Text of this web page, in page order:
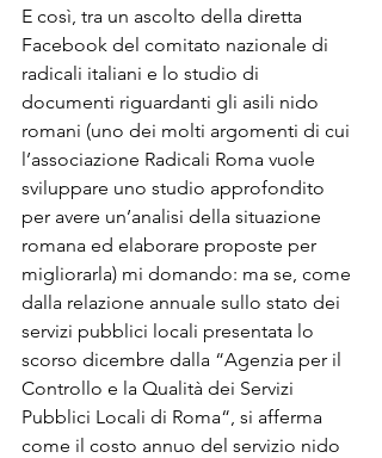
E così, tra un ascolto della diretta
Facebook del comitato nazionale di
radicali italiani e lo studio di
documenti riguardanti gli asili nido
romani (uno dei molti argomenti di cui
l’associazione Radicali Roma vuole
sviluppare uno studio approfondito
per avere un’analisi della situazione
romana ed elaborare proposte per
migliorarla) mi domando: ma se, come
dalla relazione annuale sullo stato dei
servizi pubblici locali presentata lo
scorso dicembre dalla “Agenzia per il
Controllo e la Qualità dei Servizi
Pubblici Locali di Roma“, si afferma
come il costo annuo del servizio nido